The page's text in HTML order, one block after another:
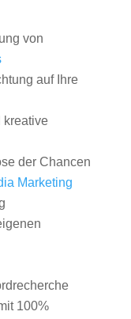
von
auf Ihre
kreative
der Chancen
Marketing
100%